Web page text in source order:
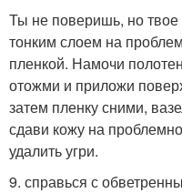
Ты не поверишь, но твое
тонким слоем на
пленкой. Намочи
отожми и приложи
затем пленку сними,
сдави кожу на
удалить угри.
9. справься с